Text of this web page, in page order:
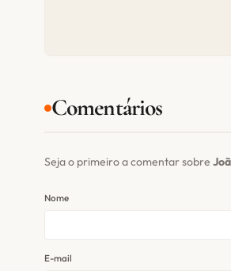
Comentários
Seja o primeiro a comentar sobre
Nome
E-mail